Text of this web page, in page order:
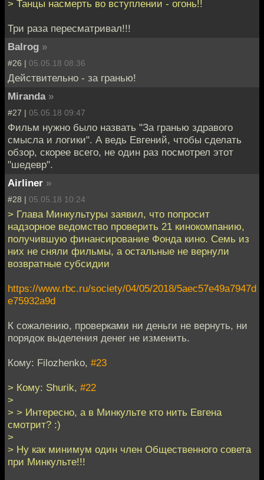
> Танцы насмерть во вступлении - огонь!!
Три раза пересматривал!!!
Balrog »
#26 | 05.05.18 08:36
Действительно - за гранью!
Miranda »
#27 | 05.05.18 09:47
Фильм нужно было назвать "За гранью здравого
смысла и логики". А ведь Евгений, чтобы сделать
обзор, скорее всего, не один раз посмотрел этот
"шедевр".
Airliner »
#28 | 05.05.18 10:24
> Глава Минкультуры заявил, что попросит
надзорное ведомство проверить 21 кинокомпанию,
получившую финансирование Фонда кино. Семь из
них не сняли фильмы, а остальные не вернули
возвратные субсидии
https://www.rbc.ru/society/04/05/2018/5aec57e49a7947d
e75932a9d
К сожалению, проверками ни деньги не вернуть, ни
порядок выделения денег не изменить.
Кому: Filozhenko, #23
> Кому: Shurik, #22
>
> > Интересно, а в Минкульте кто нить Евгена
смотрит? :)
>
> Ну как минимум один член Общественного совета
при Минкульте!!!